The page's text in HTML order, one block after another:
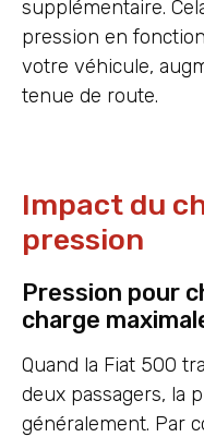
supplémentaire.
pression en
votre véhicule,
tenue de route.
Impact du
pression
Pression pour
charge
Quand la Fiat 500
deux passagers, la
généralement. Par